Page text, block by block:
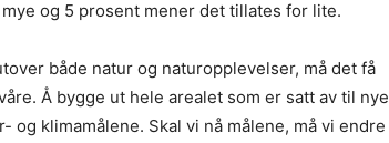
og 5 prosent mener det tillates for lite.
både natur og naturopplevelser, må det få
Å bygge ut hele arealet som er satt av til nye
klimamålene. Skal vi nå målene, må vi endre